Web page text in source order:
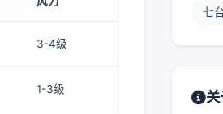
3-4级
1-3级
七